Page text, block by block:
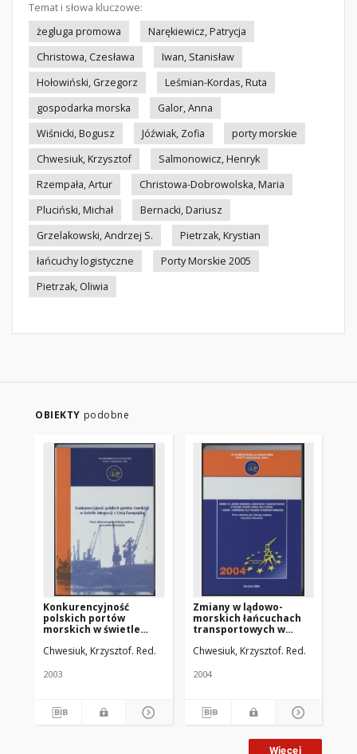
Temat i słowa kluczowe:
żegluga promowa
Narękiewicz, Patrycja
Christowa, Czesława
Iwan, Stanisław
Hołowiński, Grzegorz
Leśmian-Kordas, Ruta
gospodarka morska
Galor, Anna
Wiśnicki, Bogusz
Jóźwiak, Zofia
porty morskie
Chwesiuk, Krzysztof
Salmonowicz, Henryk
Rzempała, Artur
Christowa-Dobrowolska, Maria
Pluciński, Michał
Bernacki, Dariusz
Grzelakowski, Andrzej S.
Pietrzak, Krystian
łańcuchy logistyczne
Porty Morskie 2005
Pietrzak, Oliwia
OBIEKTY podobne
Konkurencyjność
polskich portów
morskich w świetle
Europejską
Chwesiuk, Krzysztof. Red.
2003
Zmiany w lądowo-
morskich łańcuchach
transportowych w
Bałtyckiego - szanse i
interesów morskich :
Chwesiuk, Krzysztof. Red.
2004
Więcej